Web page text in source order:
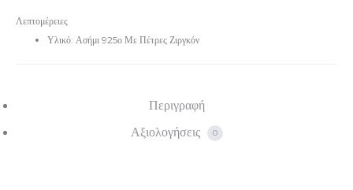
Λεπτομέρειες
Υλικό: Ασήμι 925ο Με Πέτρες Ζιργκόν
Περιγραφή
Αξιολογήσεις
0